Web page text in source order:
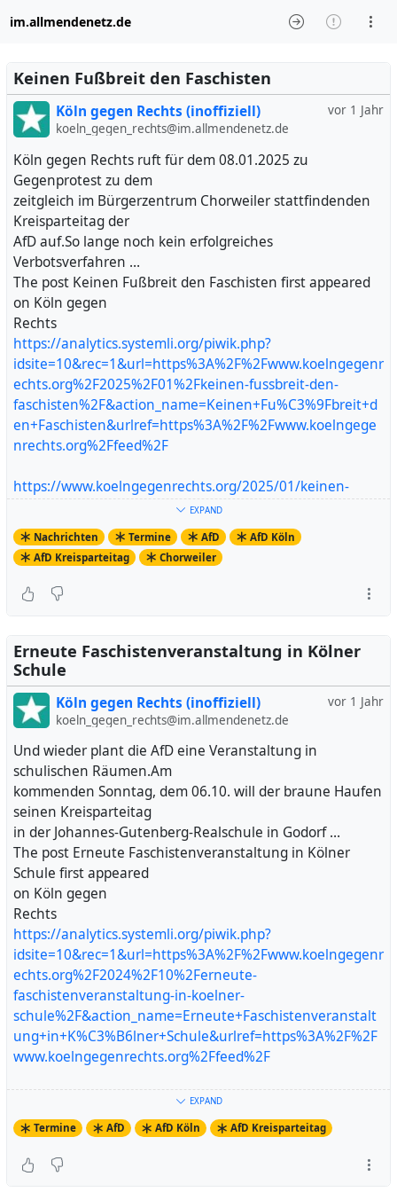
im.allmendenetz.de
Keinen Fußbreit den Faschisten
vor 1 Jahr
Köln gegen Rechts (inoffiziell)
koeln_gegen_rechts@im.allmendenetz.de
Köln gegen Rechts ruft für dem 08.01.2025 zu
Gegenprotest zu dem
zeitgleich im Bürgerzentrum Chorweiler stattfindenden
Kreisparteitag der
AfD auf.So lange noch kein erfolgreiches
Verbotsverfahren …
The post Keinen Fußbreit den Faschisten first appeared
on Köln gegen
Rechts
https://analytics.systemli.org/piwik.php?
idsite=10&rec=1&url=https%3A%2F%2Fwww.koelngegenr
echts.org%2F2025%2F01%2Fkeinen-fussbreit-den-
faschisten%2F&action_name=Keinen+Fu%C3%9Fbreit+d
en+Faschisten&urlref=https%3A%2F%2Fwww.koelngege
nrechts.org%2Ffeed%2F
https://www.koelngegenrechts.org/2025/01/keinen-
Artikel ansehen
EXPAND
Nachrichten Termine AfD
AfD Köln
AfD Kreisparteitag
Chorweiler
Erneute Faschistenveranstaltung in Kölner
Schule
vor 1 Jahr
Köln gegen Rechts (inoffiziell)
koeln_gegen_rechts@im.allmendenetz.de
Und wieder plant die AfD eine Veranstaltung in
schulischen Räumen.Am
kommenden Sonntag, dem 06.10. will der braune Haufen
seinen Kreisparteitag
in der Johannes-Gutenberg-Realschule in Godorf …
The post Erneute Faschistenveranstaltung in Kölner
Schule first appeared
on Köln gegen
Rechts
https://analytics.systemli.org/piwik.php?
idsite=10&rec=1&url=https%3A%2F%2Fwww.koelngegenr
echts.org%2F2024%2F10%2Ferneute-
faschistenveranstaltung-in-koelner-
schule%2F&action_name=Erneute+Faschistenveranstalt
ung+in+K%C3%B6lner+Schule&urlref=https%3A%2F%2F
www.koelngegenrechts.org%2Ffeed%2F
https://www.koelngegenrechts.org/2024/10/erneute-
faschistenveranstaltung-in-koelner-schule/
EXPAND
Termine AfD AfD Köln AfD Kreisparteitag